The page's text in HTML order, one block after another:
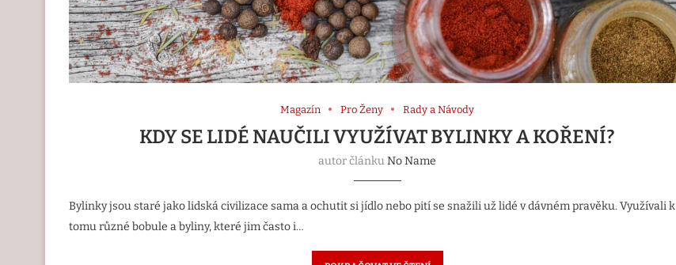
Magazín Pro Ženy Rady a Návody
KDY SE LIDÉ NAUČILI VYUŽÍVAT BYLINKY A KOŘENÍ?
autor článkuNo Name
Bylinky jsou staré jako lidská civilizace sama a ochutit si jídlo nebo pití se snažili už lidé v dávném pravěku. Využívali k
tomu různé bobule a byliny, které jim často i…